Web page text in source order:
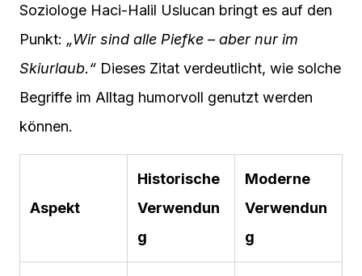
Soziologe Haci-Halil Uslucan bringt es auf den
Punkt: „Wir sind alle Piefke – aber nur im
Skiurlaub.“ Dieses Zitat verdeutlicht, wie solche
Begriffe im Alltag humorvoll genutzt werden
können.
Aspekt
Historische
Verwendun
g
Moderne
Verwendun
g